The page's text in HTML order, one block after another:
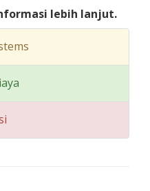
lebih lanjut.